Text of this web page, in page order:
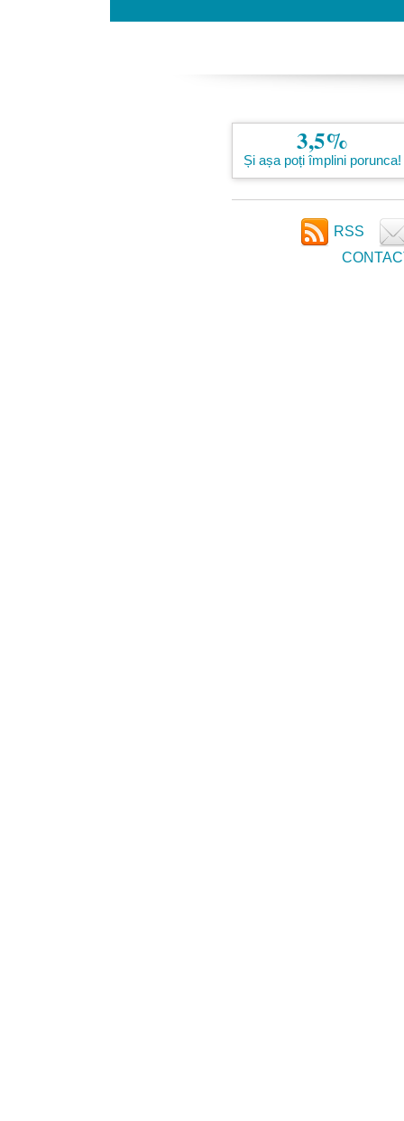
3,5%
Și așa poți împlini porunca!
RSS